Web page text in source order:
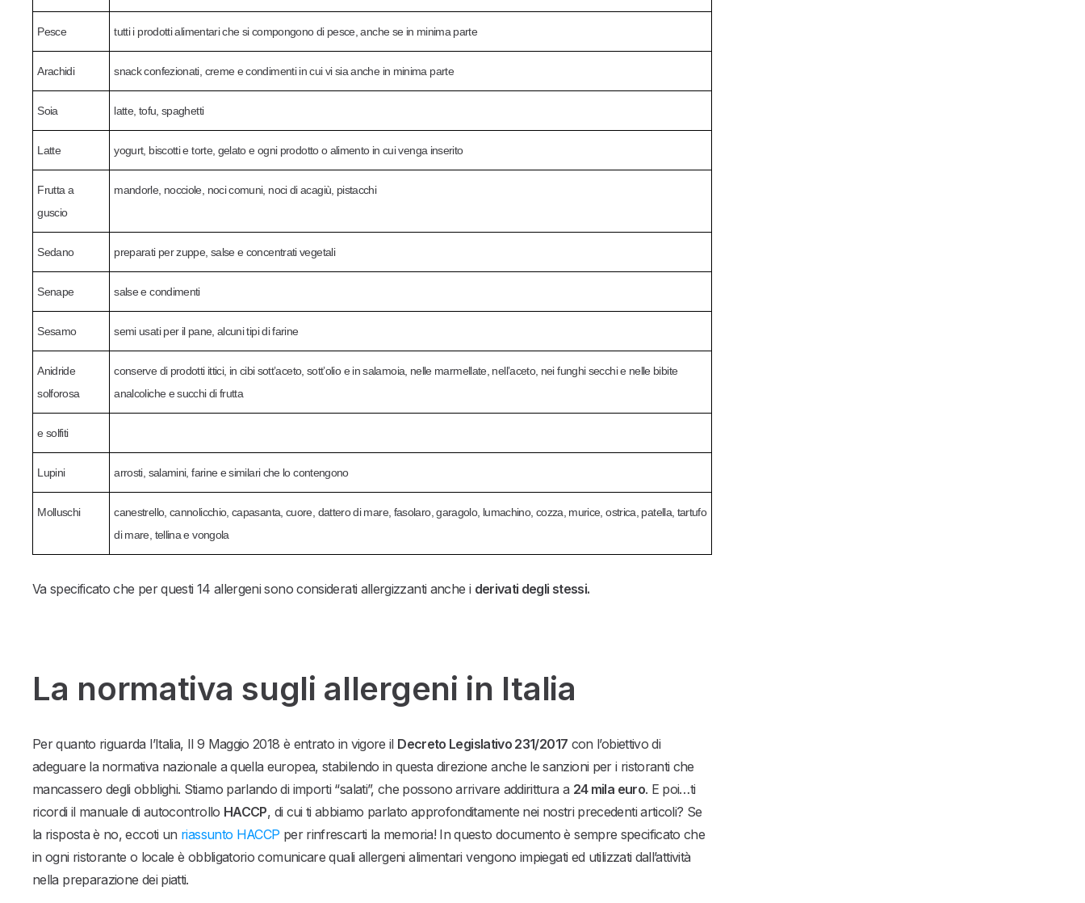
Pesce tutti i prodotti alimentari che si compongono di pesce, anche se in minima parte
Arachidi snack confezionati, creme e condimenti in cui vi sia anche in minima parte
Soia latte, tofu, spaghetti
Latte yogurt, biscotti e torte, gelato e ogni prodotto o alimento in cui venga inserito
Frutta a
guscio
mandorle, nocciole, noci comuni, noci di acagiù, pistacchi
Sedano preparati per zuppe, salse e concentrati vegetali
Senape salse e condimenti
Sesamo semi usati per il pane, alcuni tipi di farine
Anidride
solforosa
conserve di prodotti ittici, in cibi sott’aceto, sott’olio e in salamoia, nelle marmellate, nell’aceto, nei funghi secchi e nelle bibite
analcoliche e succhi di frutta
e solfiti
Lupini arrosti, salamini, farine e similari che lo contengono
Molluschi
canestrello, cannolicchio, capasanta, cuore, dattero di mare, fasolaro, garagolo, lumachino, cozza, murice, ostrica, patella, tartufo
di mare, tellina e vongola
Va specificato che per questi 14 allergeni sono considerati allergizzanti anche i derivati degli stessi.
La normativa sugli allergeni in Italia
Per quanto riguarda l’Italia, Il 9 Maggio 2018 è entrato in vigore il Decreto Legislativo 231/2017 con l’obiettivo di
adeguare la normativa nazionale a quella europea, stabilendo in questa direzione anche le sanzioni per i ristoranti che
mancassero degli obblighi. Stiamo parlando di importi “salati”, che possono arrivare addirittura a 24 mila euro. E poi…ti
ricordi il manuale di autocontrollo HACCP, di cui ti abbiamo parlato approfonditamente nei nostri precedenti articoli? Se
la risposta è no, eccoti un riassunto HACCP per rinfrescarti la memoria! In questo documento è sempre specificato che
in ogni ristorante o locale è obbligatorio comunicare quali allergeni alimentari vengono impiegati ed utilizzati dall’attività
nella preparazione dei piatti.